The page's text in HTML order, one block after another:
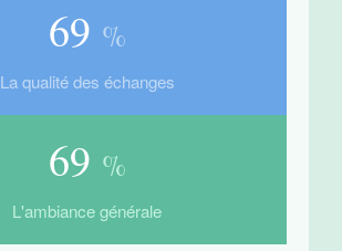
88 %
La qualité des échanges
88 %
L'ambiance générale